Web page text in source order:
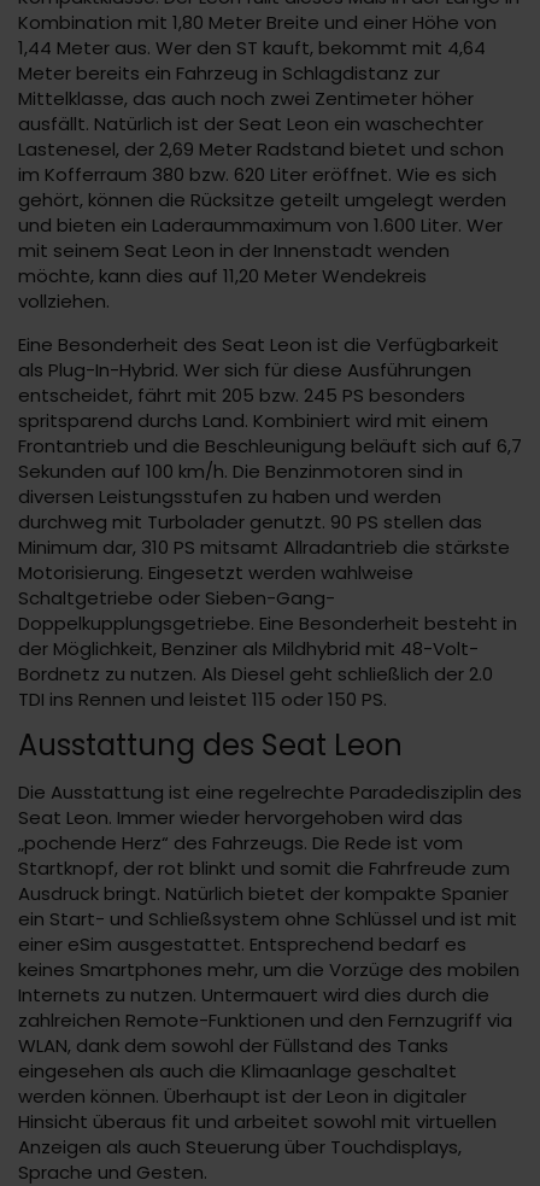
Kombination mit 1,80 Meter Breite und einer Höhe von
1,44 Meter aus. Wer den ST kauft, bekommt mit 4,64
Meter bereits ein Fahrzeug in Schlagdistanz zur
Mittelklasse, das auch noch zwei Zentimeter höher
ausfällt. Natürlich ist der Seat Leon ein waschechter
Lastenesel, der 2,69 Meter Radstand bietet und schon
im Kofferraum 380 bzw. 620 Liter eröffnet. Wie es sich
gehört, können die Rücksitze geteilt umgelegt werden
und bieten ein Laderaummaximum von 1.600 Liter. Wer
mit seinem Seat Leon in der Innenstadt wenden
möchte, kann dies auf 11,20 Meter Wendekreis
vollziehen.
Eine Besonderheit des Seat Leon ist die Verfügbarkeit
als Plug-In-Hybrid. Wer sich für diese Ausführungen
entscheidet, fährt mit 205 bzw. 245 PS besonders
spritsparend durchs Land. Kombiniert wird mit einem
Frontantrieb und die Beschleunigung beläuft sich auf 6,7
Sekunden auf 100 km/h. Die Benzinmotoren sind in
diversen Leistungsstufen zu haben und werden
durchweg mit Turbolader genutzt. 90 PS stellen das
Minimum dar, 310 PS mitsamt Allradantrieb die stärkste
Motorisierung. Eingesetzt werden wahlweise
Schaltgetriebe oder Sieben-Gang-
Doppelkupplungsgetriebe. Eine Besonderheit besteht in
der Möglichkeit, Benziner als Mildhybrid mit 48-Volt-
Bordnetz zu nutzen. Als Diesel geht schließlich der 2.0
TDI ins Rennen und leistet 115 oder 150 PS.
Ausstattung des Seat Leon
Die Ausstattung ist eine regelrechte Paradedisziplin des
Seat Leon. Immer wieder hervorgehoben wird das
„pochende Herz“ des Fahrzeugs. Die Rede ist vom
Startknopf, der rot blinkt und somit die Fahrfreude zum
Ausdruck bringt. Natürlich bietet der kompakte Spanier
ein Start- und Schließsystem ohne Schlüssel und ist mit
einer eSim ausgestattet. Entsprechend bedarf es
keines Smartphones mehr, um die Vorzüge des mobilen
Internets zu nutzen. Untermauert wird dies durch die
zahlreichen Remote-Funktionen und den Fernzugriff via
WLAN, dank dem sowohl der Füllstand des Tanks
eingesehen als auch die Klimaanlage geschaltet
werden können. Überhaupt ist der Leon in digitaler
Hinsicht überaus fit und arbeitet sowohl mit virtuellen
Anzeigen als auch Steuerung über Touchdisplays,
Sprache und Gesten.